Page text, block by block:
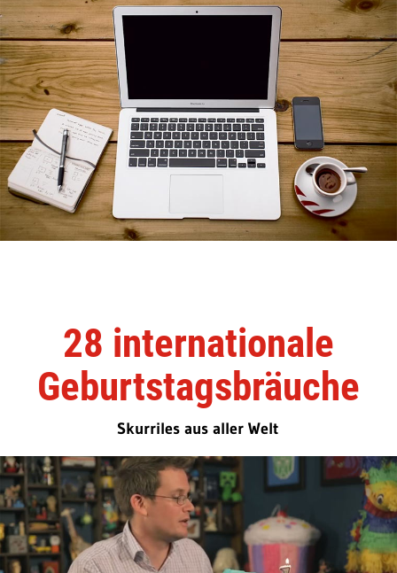
28 internationale
Geburtstagsbräuche
Skurriles aus aller Welt